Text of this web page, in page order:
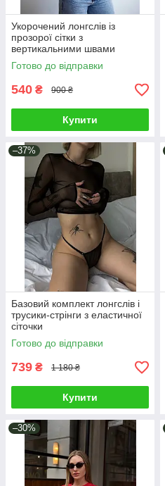
Укорочений лонгслів із
прозорої сітки з
вертикальними швами
Готово до відправки
540 ₴ 900 ₴
Купити
–37%
Базовий комплект лонгслів і
трусики-стрінги з еластичної
сіточки
Готово до відправки
739 ₴ 1 180 ₴
Купити
–30%